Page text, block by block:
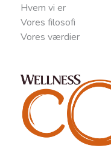
Hvem vi er
Vores filosofi
Vores værdier